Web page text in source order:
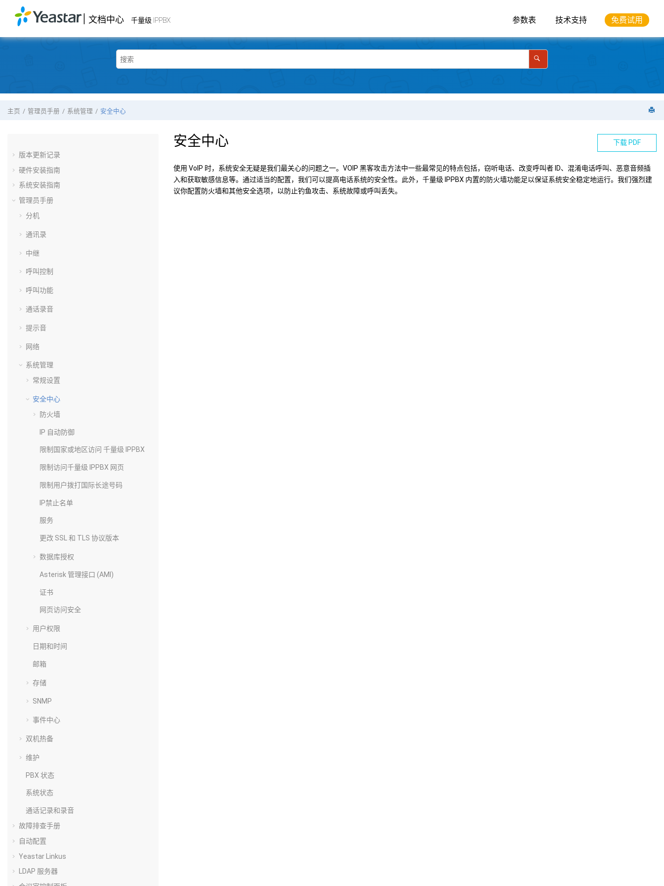
跳转到主要内容
文档中心 千量级 IPPBX 参数表 技术支持 免费试用
Yeastar千量级 IPPBX - 文档中心
主页 管理员手册 系统管理 安全中心
版本更新记录
硬件安装指南
系统安装指南
管理员手册
分机
通讯录
中继
呼叫控制
呼叫功能
通话录音
提示音
网络
系统管理
常规设置
安全中心
防火墙
IP 自动防御
限制国家或地区访问 千量级 IPPBX
限制访问千量级 IPPBX 网页
限制用户拨打国际长途号码
IP禁止名单
服务
更改 SSL 和 TLS 协议版本
数据库授权
Asterisk 管理接口 (AMI)
证书
网页访问安全
用户权限
日期和时间
邮箱
存储
SNMP
事件中心
双机热备
维护
PBX 状态
系统状态
通话记录和录音
故障排查手册
自动配置
Yeastar Linkus
LDAP 服务器
下载 PDF
安全中心
使用 VoIP 时，系统安全无疑是我们最关心的问题之一。VOIP 黑客攻击方法中一些最常见的特点包括，窃听电话、改变呼叫者 ID、混淆电话呼叫、恶意音频插
入和获取敏感信息等。通过适当的配置，我们可以提高电话系统的安全性。此外， 千量级 IPPBX 内置的防火墙功能足以保证系统安全稳定地运行。我们强烈建
议你配置防火墙和其他安全选项，以防止钓鱼攻击、系统故障或呼叫丢失。